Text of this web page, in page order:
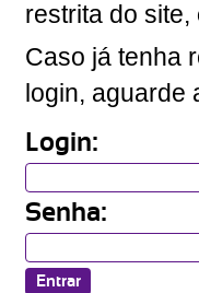
restrita do site,
Caso já tenha
login,
Login:
Senha: